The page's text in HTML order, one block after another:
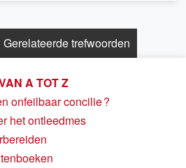
A TOT Z
onfeilbaar concilie ?
het ontleedmes
Gerelateerde trefwoorden